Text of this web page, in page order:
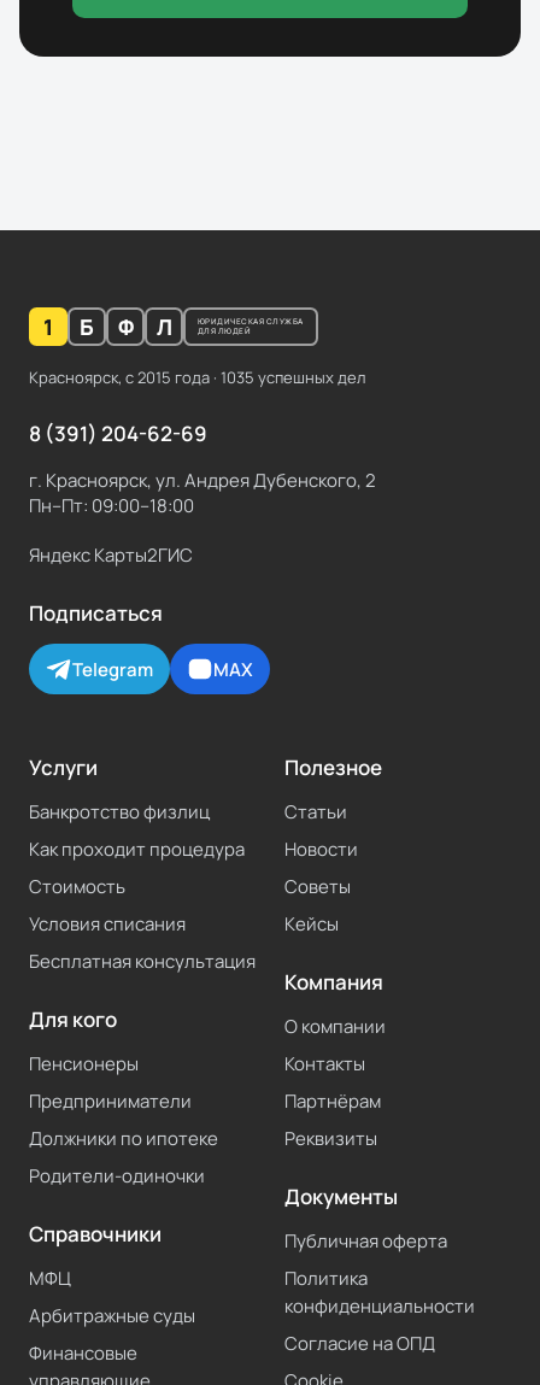
1 Б Ф Л
ЮРИДИЧЕСКАЯ СЛУЖБА
ДЛЯ ЛЮДЕЙ
Красноярск, с2015 года · 1035 успешных дел
8 (391) 204-62-69
г. Красноярск, ул. Андрея Дубенского, 2
Пн–Пт: 09:00–18:00
Яндекс Карты2ГИС
Подписаться
Telegram MAX
Услуги
Банкротство физлиц
Как проходит процедура
Стоимость
Условия списания
Бесплатная консультация
Для кого
Пенсионеры
Предприниматели
Должники по ипотеке
Родители-одиночки
Справочники
МФЦ
Арбитражные суды
Финансовые
Полезное
Статьи
Новости
Советы
Кейсы
Компания
О компании
Контакты
Партнёрам
Реквизиты
Документы
Публичная оферта
Политика
конфиденциальности
Согласие на ОПД